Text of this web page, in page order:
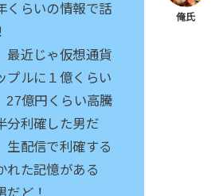
くらいの情報で話
最近じゃ仮想通貨
プルに１億くらい
27億円くらい高騰
分利確した男だ
生配信で利確する
れた記憶がある
だど！